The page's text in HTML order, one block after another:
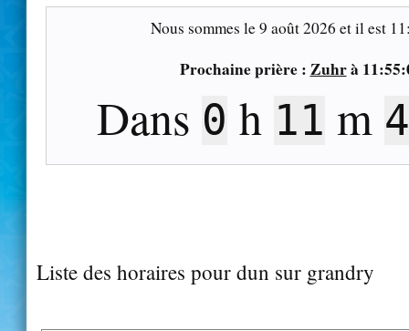
Nous sommes le9 août 2026 et il est
Prochaine prière : Zuhrà
Dans 0 h 11 m
Liste des horaires pour dun sur grandry